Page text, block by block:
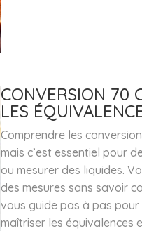
CONVERSION 70
LES
Comprendre les
mais c’est essentiel pour
ou mesurer des liquides.
des mesures sans savoir
vous guide pas à pas
maîtriser les équivalences